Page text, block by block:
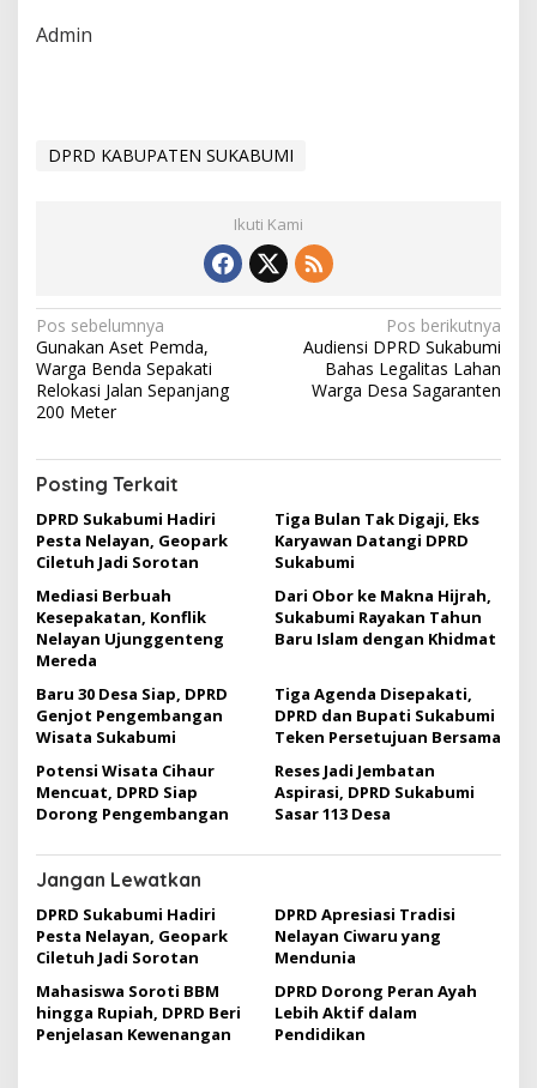
Admin
DPRD KABUPATEN SUKABUMI
Ikuti Kami
N
a
v
g
a
s
i
p
o
s
Pos sebelumnya
Gunakan Aset Pemda,
Warga Benda Sepakati
Relokasi Jalan Sepanjang
200 Meter
Pos berikutnya
Audiensi DPRD Sukabumi
Bahas Legalitas Lahan
Warga Desa Sagaranten
Posting Terkait
DPRD Sukabumi Hadiri
Pesta Nelayan, Geopark
Ciletuh Jadi Sorotan
Tiga Bulan Tak Digaji, Eks
Karyawan Datangi DPRD
Sukabumi
Mediasi Berbuah
Kesepakatan, Konflik
Nelayan Ujunggenteng
Mereda
Dari Obor ke Makna Hijrah,
Sukabumi Rayakan Tahun
Baru Islam dengan Khidmat
Baru 30 Desa Siap, DPRD
Genjot Pengembangan
Wisata Sukabumi
Tiga Agenda Disepakati,
DPRD dan Bupati Sukabumi
Teken Persetujuan Bersama
Potensi Wisata Cihaur
Mencuat, DPRD Siap
Dorong Pengembangan
Reses Jadi Jembatan
Aspirasi, DPRD Sukabumi
Sasar 113 Desa
Jangan Lewatkan
DPRD Sukabumi Hadiri
Pesta Nelayan, Geopark
Ciletuh Jadi Sorotan
DPRD Apresiasi Tradisi
Nelayan Ciwaru yang
Mendunia
Mahasiswa Soroti BBM
hingga Rupiah, DPRD Beri
Penjelasan Kewenangan
DPRD Dorong Peran Ayah
Lebih Aktif dalam
Pendidikan